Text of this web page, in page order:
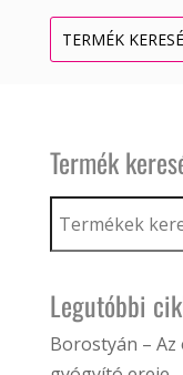
Termék
Keresés
következőre:
Legutóbbi
Borostyán –